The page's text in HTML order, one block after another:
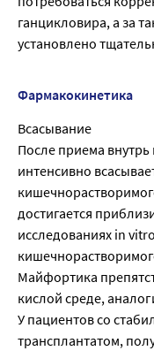
ганцикловира, а за
установлено
Фармакокинетика
Всасывание
После приема
интенсивно
достигается
исследованиях in
Майфортика
кислой среде,
У пациентов со
трансплантатом,